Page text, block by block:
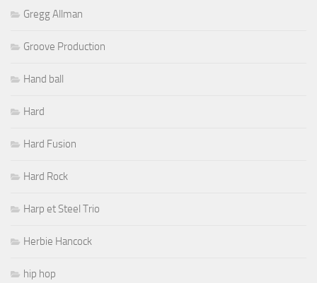
Gregg Allman
Groove Production
Hand ball
Hard
Hard Fusion
Hard Rock
Harp et Steel Trio
Herbie Hancock
hip hop